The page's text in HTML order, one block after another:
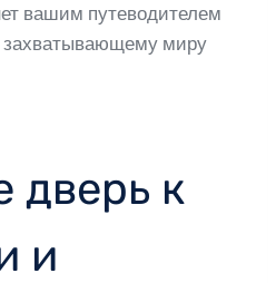
вашим путеводителем
захватывающему миру
дверь к
и